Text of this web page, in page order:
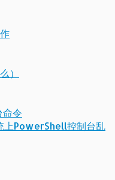
）
令
上PowerShell控制台乱